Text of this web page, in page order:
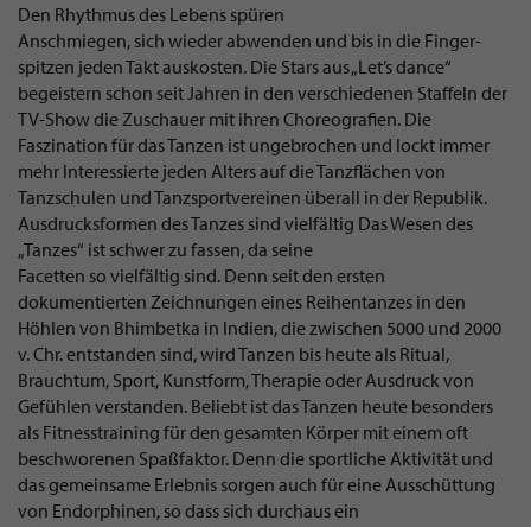
Den Rhythmus des Lebens spüren
Anschmiegen, sich wieder abwenden und bis in die Finger-
spitzen jeden Takt auskosten. Die Stars aus „Let’s dance“
begeistern schon seit Jahren in den verschiedenen Staffeln der
TV-Show die Zuschauer mit ihren Choreografien. Die
Faszination für das Tanzen ist ungebrochen und lockt immer
mehr Interessierte jeden Alters auf die Tanzflächen von
Tanzschulen und Tanzsportvereinen überall in der Republik.
Ausdrucksformen des Tanzes sind vielfältig Das Wesen des
„Tanzes“ ist schwer zu fassen, da seine
Facetten so vielfältig sind. Denn seit den ersten
dokumentierten Zeichnungen eines Reihentanzes in den
Höhlen von Bhimbetka in Indien, die zwischen 5000 und 2000
v. Chr. entstanden sind, wird Tanzen bis heute als Ritual,
Brauchtum, Sport, Kunstform, Therapie oder Ausdruck von
Gefühlen verstanden. Beliebt ist das Tanzen heute besonders
als Fitnesstraining für den gesamten Körper mit einem oft
beschworenen Spaßfaktor. Denn die sportliche Aktivität und
das gemeinsame Erlebnis sorgen auch für eine Ausschüttung
von Endorphinen, so dass sich durchaus ein